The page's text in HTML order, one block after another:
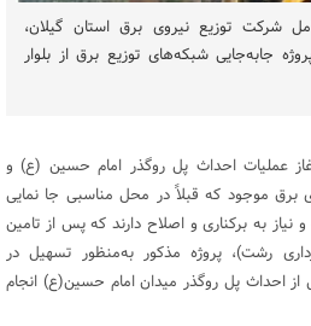
شرکت توزیع نیروی برق استان گیلان،
جابه‌جایی شبکه‌های توزیع برق از بلوار
عملیات احداث پل روگذر امام حسین (ع) و
برق موجود که قبلاً در محل مناسبی جا نمایی
نیاز به برکناری و اصلاح دارند که پس از تامین
رشت)، پروژه مذکور به‌منظور تسهیل در
از احداث پل روگذر میدان امام حسین(ع) انجام